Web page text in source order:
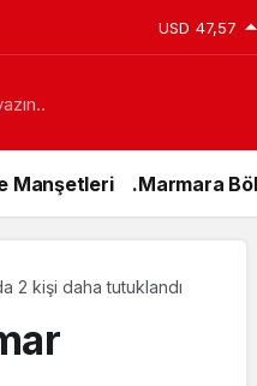
USD 47,57
Manşetleri .Marmara
2 kişi daha tutuklandı